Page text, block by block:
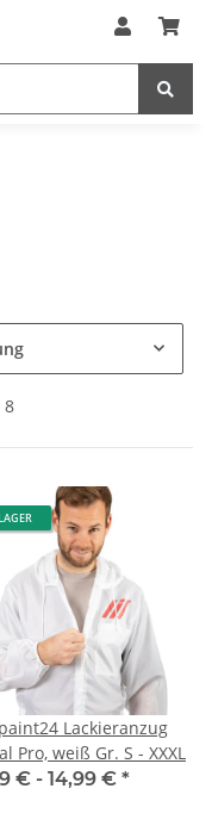
8
Lackieranzug
Pro, weiß Gr. S - XXXL
€ - 14,99 € *